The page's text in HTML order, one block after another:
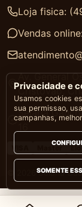
Loja fisica:
Vendas
Av. General
Cristovao,
Selaria
Master Elo
© 2026 Selaria
Privacidade e
Usamos cookies
sua permissao,
campanhas,
SOMENTE